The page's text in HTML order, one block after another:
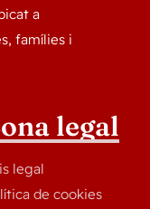
a
famílies i
legal
legal
de cookies